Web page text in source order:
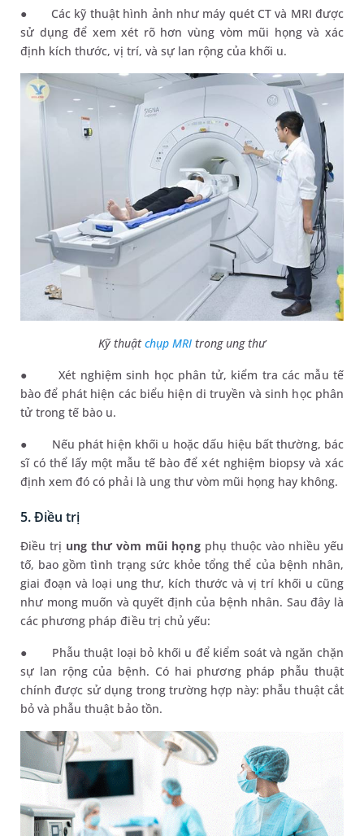
●
Các kỹ thuật hình ảnh như máy quét CT và MRI được
sử dụng để xem xét rõ hơn vùng vòm mũi họng và xác
định kích thước, vị trí, và sự lan rộng của khối u.
Kỹ thuậtchụp MRI trong ung thư
●
Xét nghiệm sinh học phân tử, kiểm tra các mẫu tế
bào để phát hiện các biểu hiện di truyền và sinh học phân
tử trong tế bào u.
●
Nếu phát hiện khối u hoặc dấu hiệu bất thường, bác
sĩ có thể lấy một mẫu tế bào để xét nghiệm biopsy và xác
định xem đó có phải là ung thư vòm mũi họng hay không.
5.Điều trị
Điều trị ung thư vòm mũi họngphụ thuộc vào nhiều yếu
tố, bao gồm tình trạng sức khỏe tổng thể của bệnh nhân,
giai đoạn và loại ung thư, kích thước và vị trí khối u cũng
như mong muốn và quyết định của bệnh nhân. Sau đây là
các phương pháp điều trị chủ yếu:
●
Phẫu thuật loại bỏ khối u để kiểm soát và ngăn chặn
sự lan rộng của bệnh. Có hai phương pháp phẫu thuật
chính được sử dụng trong trường hợp này: phẫu thuật cắt
bỏ và phẫu thuật bảo tồn.